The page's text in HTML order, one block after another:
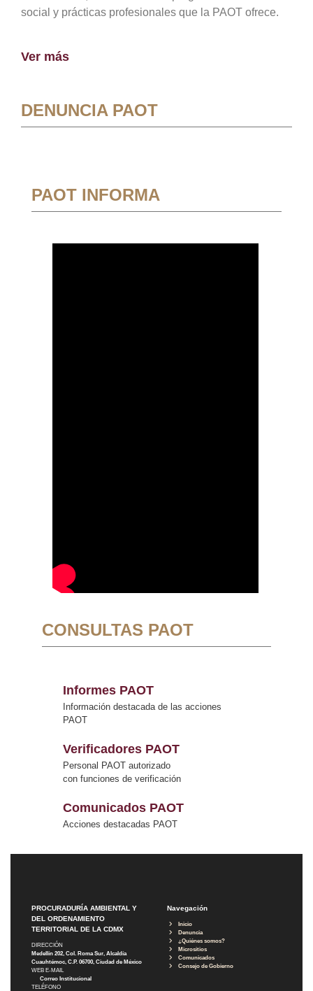
social y prácticas profesionales que la PAOT ofrece.
Ver más
DENUNCIA PAOT
PAOT INFORMA
CONSULTAS PAOT
Informes PAOT
Información destacada de las acciones
PAOT
Verificadores PAOT
Personal PAOT autorizado
con funciones de verificación
Comunicados PAOT
Acciones destacadas PAOT
PROCURADURÍA AMBIENTAL Y
DEL ORDENAMIENTO
TERRITORIAL DE LA CDMX
DIRECCIÓN
Medellín 202, Col. Roma Sur, Alcaldía
Cuauhtémoc, C.P. 06700, Ciudad de México
WEB E-MAIL
Correo Institucional
TELÉFONO
Navegación
Inicio
Denuncia
¿Quiénes somos?
Micrositios
Comunicados
Consejo de Gobierno